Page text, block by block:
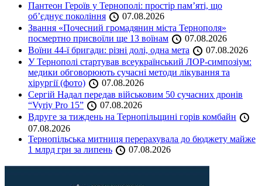
Пантеон Героїв у Тернополі: простір пам’яті, що
об’єднує покоління
07.08.2026
Звання «Почесний громадянин міста Тернополя»
посмертно присвоїли ще 13 воїнам
07.08.2026
Воїни 44-ї бригади: різні долі, одна мета
07.08.2026
У Тернополі стартував всеукраїнський ЛОР-симпозіум:
медики обговорюють сучасні методи лікування та
хірургії (фото)
07.08.2026
Сергій Надал передав військовим 50 сучасних дронів
“Vyriy Pro 15”
07.08.2026
Вдруге за тиждень на Тернопільщині горів комбайн
07.08.2026
Тернопільська митниця перерахувала до бюджету майже
1 млрд грн за липень
07.08.2026